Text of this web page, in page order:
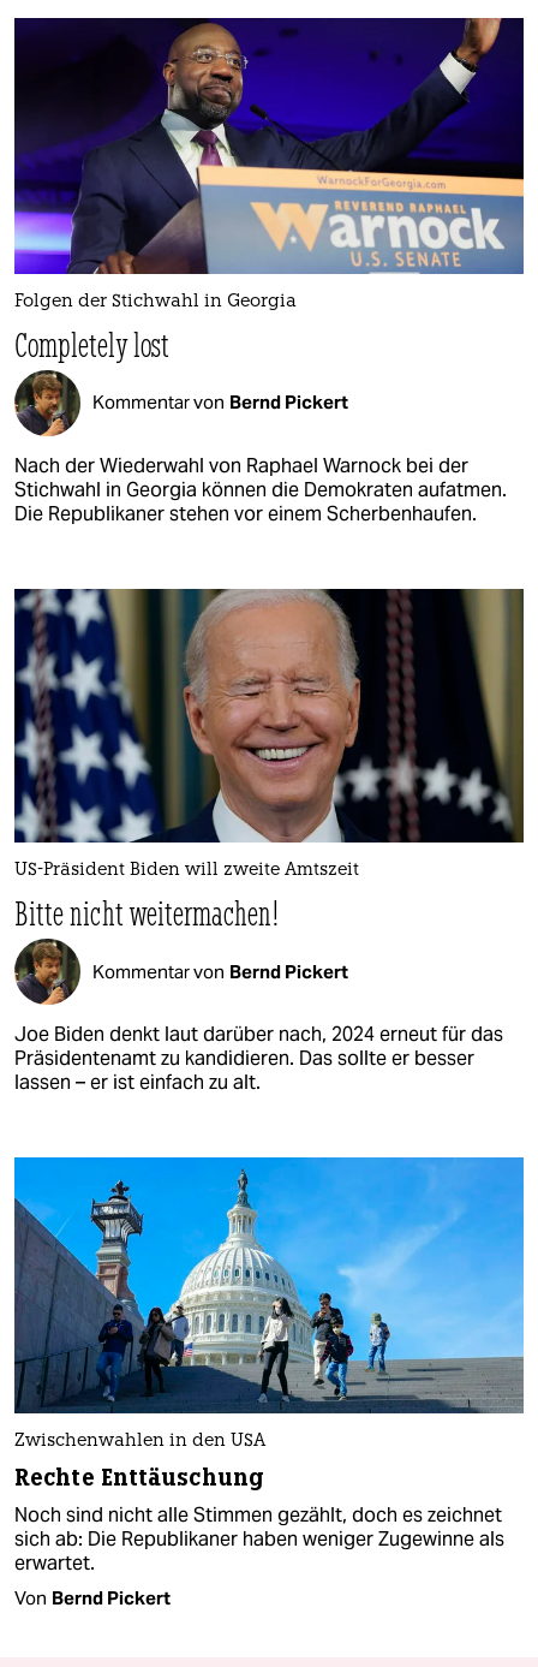
Folgen der Stichwahl in Georgia
Completely lost
Kommentar von Bernd Pickert
Nach der Wiederwahl von Raphael Warnock bei der
Stichwahl in Georgia können die Demokraten aufatmen.
Die Republikaner stehen vor einem Scherbenhaufen.
US-Präsident Biden will zweite Amtszeit
Bitte nicht weitermachen!
Kommentar von Bernd Pickert
Joe Biden denkt laut darüber nach, 2024 erneut für das
Präsidentenamt zu kandidieren. Das sollte er besser
lassen – er ist einfach zu alt.
Zwischenwahlen in den USA
Rechte Enttäuschung
Noch sind nicht alle Stimmen gezählt, doch es zeichnet
sich ab: Die Republikaner haben weniger Zugewinne als
erwartet.
Von Bernd Pickert